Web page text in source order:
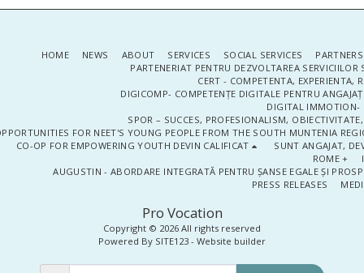
Pro Vocation
Copyright © 2026 All rights reserved
Powered By SITE123 - Website builder
HOME NEWS ABOUT SERVICES SOCIAL SERVICES
PARTENERIAT PENTRU DEZVOLTAREA SERVICIILOR
CERT - COMPETENTA, EXPERIENTA,
DIGICOMP- COMPETENȚE DIGITALE PENTRU
DIGITAL IMMOTION-
SPOR – SUCCES, PROFESIONALISM,
FOR NEET'S YOUNG PEOPLE FROM THE SOUTH MUNTENIA
CO-OP FOR EMPOWERING YOUTH DEVIN CALIFICAT
SUNT ANGAJAT,
ROME +
AUGUSTIN - ABORDARE INTEGRATĂ PENTRU ȘANSE EGALE ȘI
PRESS RELEASES